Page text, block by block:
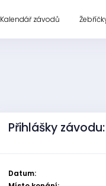
Kalendář závodů
Přihlášky
Datum: